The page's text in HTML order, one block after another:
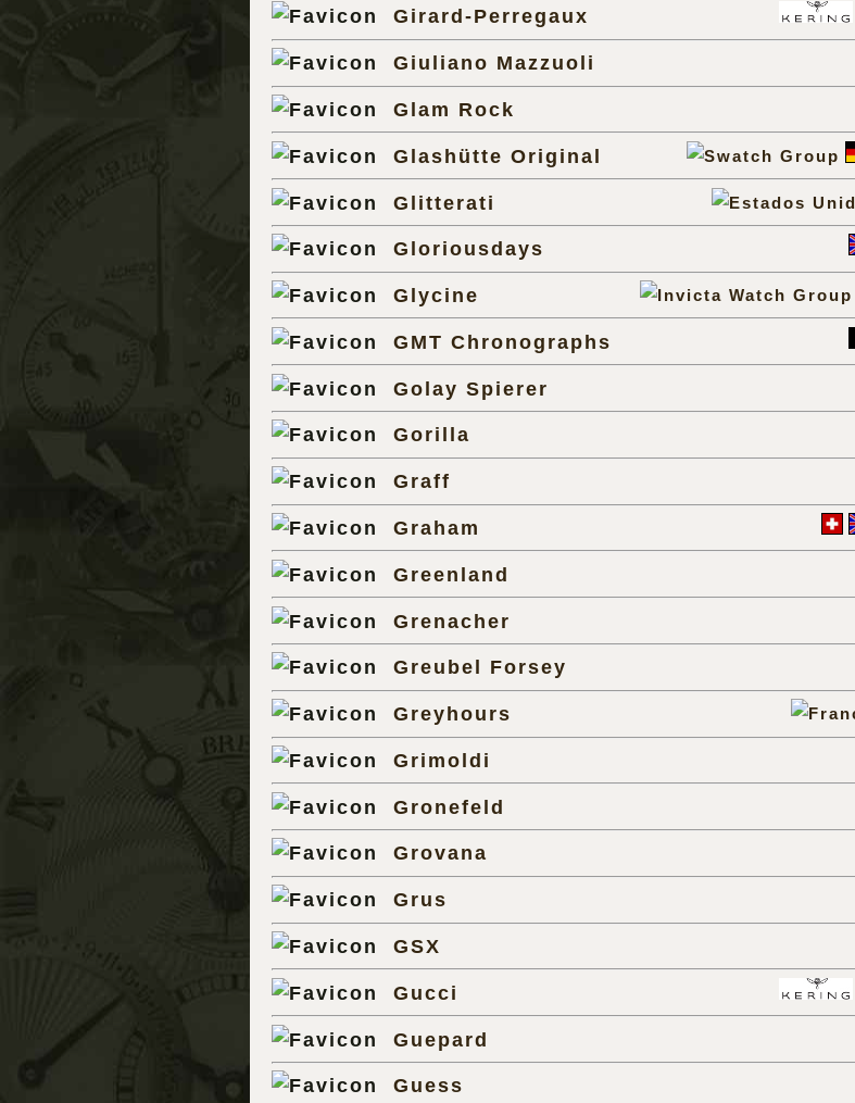
Girard-Perregaux
Giuliano Mazzuoli
Glam Rock
Glashütte Original
Glitterati
Gloriousdays
Glycine
GMT Chronographs
Golay Spierer
Gorilla
Graff
Graham
Greenland
Grenacher
Greubel Forsey
Greyhours
Grimoldi
Gronefeld
Grovana
Grus
GSX
Gucci
Guepard
Guess